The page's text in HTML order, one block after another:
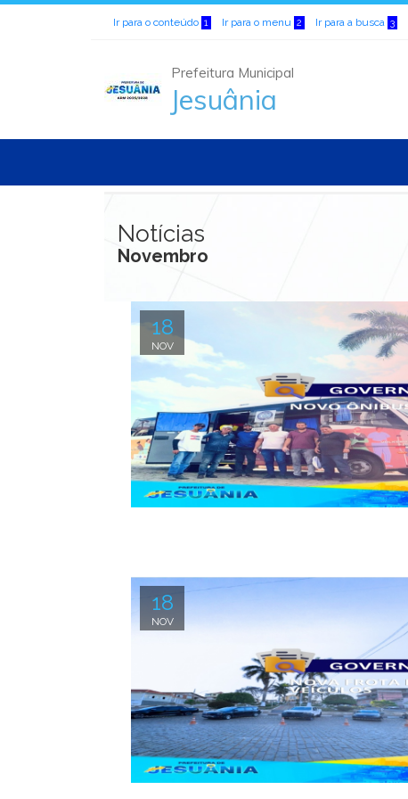
Ir para o conteúdo 1 Ir para o menu 2 Ir para a busca 3
Prefeitura Municipal
Jesuânia
Notícias
Novembro
18
NOV
18
NOV